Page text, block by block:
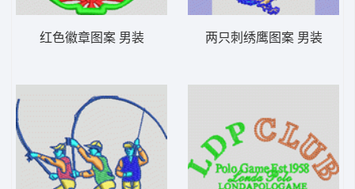
红色徽章图案 男装 两只刺绣鹰图案 男装